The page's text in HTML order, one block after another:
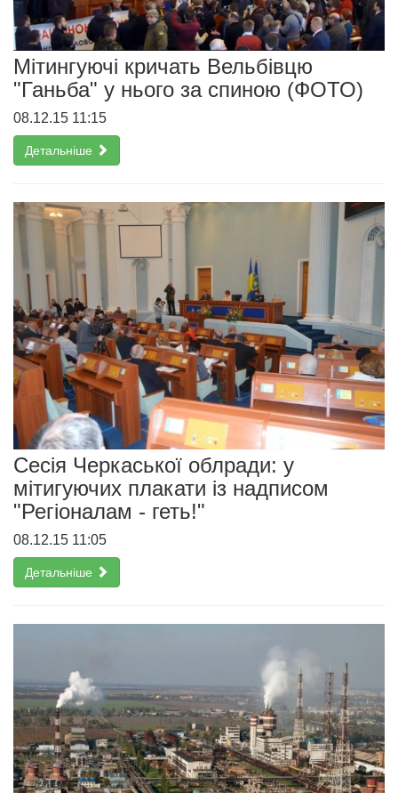
Мітингуючі кричать Вельбівцю
"Ганьба" у нього за спиною (ФОТО)
08.12.15 11:15
Детальніше
Сесія Черкаської облради: у
мітигуючих плакати із надписом
"Регіоналам - геть!"
08.12.15 11:05
Детальніше